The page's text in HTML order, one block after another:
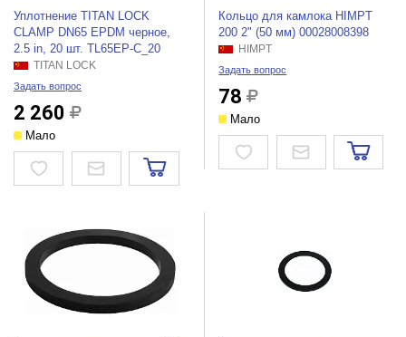
Уплотнение TITAN LOCK
CLAMP DN65 EPDM черное,
2.5 in, 20 шт. TL65EP-C_20
TITAN LOCK
Задать вопрос
2 260
Мало
Кольцо для камлока HIMPT
200 2" (50 мм) 00028008398
HIMPT
Задать вопрос
78
Мало